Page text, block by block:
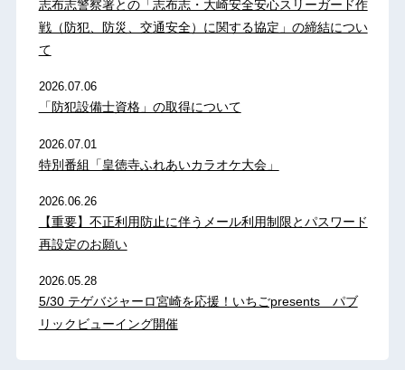
志布志警察署との「志布志・大崎安全安心スリーガード作
戦（防犯、防災、交通安全）に関する協定」の締結につい
て
2026.07.06
「防犯設備士資格」の取得について
2026.07.01
特別番組「皇徳寺ふれあいカラオケ大会」
2026.06.26
【重要】不正利用防止に伴うメール利用制限とパスワード
再設定のお願い
2026.05.28
5/30 テゲバジャーロ宮崎を応援！いちごpresents パブ
リックビューイング開催